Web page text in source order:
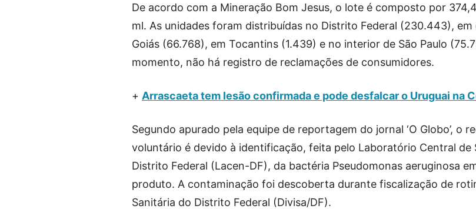
De acordo com a Mineração Bom Jesus, o lote é composto por
ml. As unidades foram distribuídas no Distrito Federal (230.443), em
Goiás (66.768), em Tocantins (1.439) e no interior de São Paulo
momento, não há registro de reclamações de consumidores.
+ Arrascaeta tem lesão confirmada e pode desfalcar o Uruguai na
Segundo apurado pela equipe de reportagem do jornal ‘O Globo’, o
voluntário é devido à identificação, feita pelo Laboratório Central de
Distrito Federal (Lacen-DF), da bactéria Pseudomonas aeruginosa
produto. A contaminação foi descoberta durante fiscalização de
Sanitária do Distrito Federal (Divisa/DF).